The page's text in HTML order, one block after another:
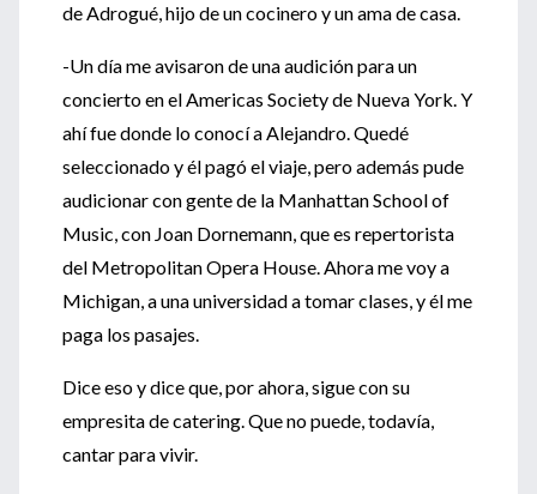
de Adrogué, hijo de un cocinero y un ama de casa.
-Un día me avisaron de una audición para un
concierto en el Americas Society de Nueva York. Y
ahí fue donde lo conocí a Alejandro. Quedé
seleccionado y él pagó el viaje, pero además pude
audicionar con gente de la Manhattan School of
Music, con Joan Dornemann, que es repertorista
del Metropolitan Opera House. Ahora me voy a
Michigan, a una universidad a tomar clases, y él me
paga los pasajes.
Dice eso y dice que, por ahora, sigue con su
empresita de catering. Que no puede, todavía,
cantar para vivir.